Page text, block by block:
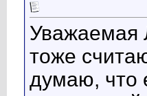
Уважаемая
тоже
думаю, что